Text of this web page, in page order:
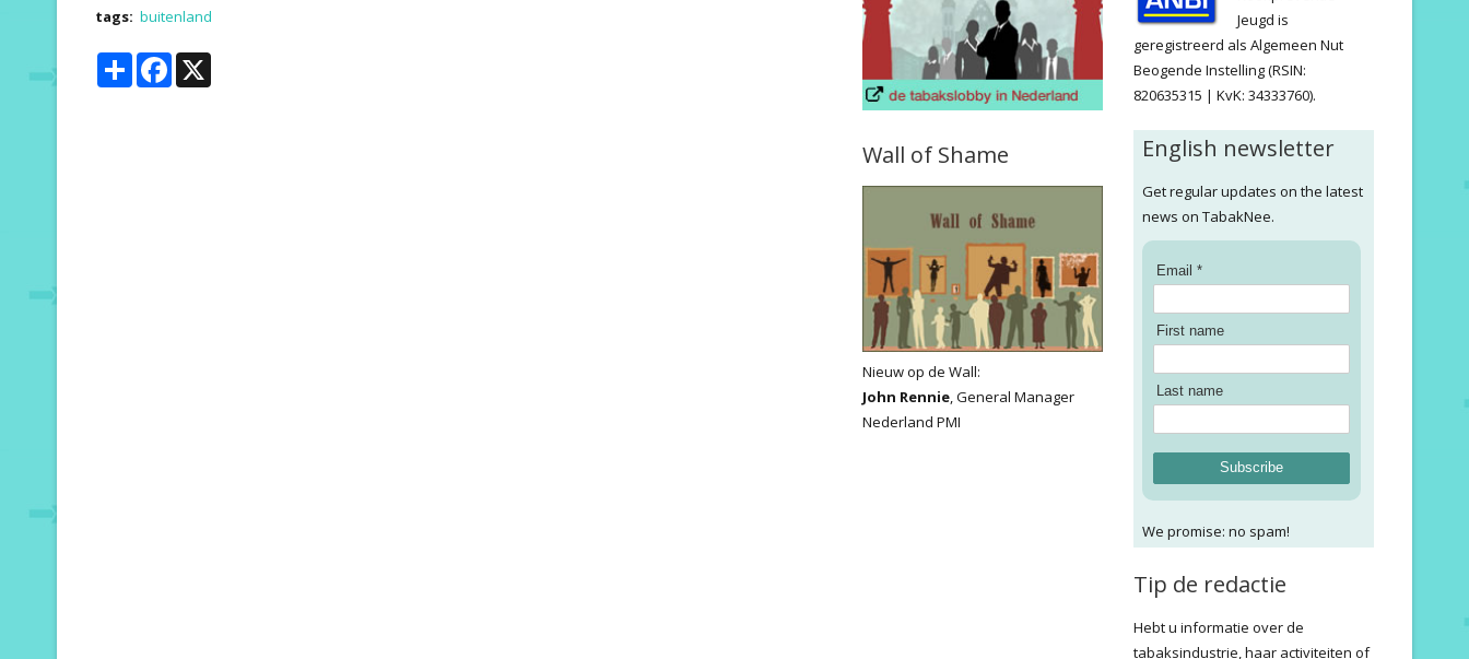
tags: buitenland
Share Facebook
Wall of Shame
Nieuw op de Wall:
John Rennie, General Manager
Nederland PMI
Jeugd is
geregistreerd als Algemeen Nut
Beogende Instelling (RSIN:
820635315 | KvK: 34333760).
English newsletter
Get regular updates on the latest
news on TabakNee.
Email *
First name
Last name
Subscribe
We promise: no spam!
Tip de redactie
Hebt u informatie over de
tabaksindustrie, haar activiteiten of